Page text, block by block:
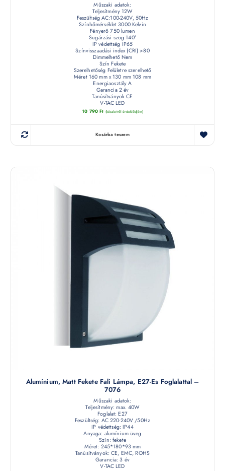
Műszaki adatok:
Teljesítmény 12W
Feszültség AC:100-240V, 50Hz
Színhőmérséklet 3000 Kelvin
Fényerő 750 lumen
Sugárzási szög 140°
IP védettség IP65
Színvisszaadási index (CRI) >80
Dimmelhető Nem
Szín Fekete
Szerelhetőség Felületre szerelhető
Méret 160 mm x 130 mm 108 mm
Energiaosztály A
Garancia 2 év
Tanúsítványok CE
V-TAC LED
10 790Ft (készletről érdeklődjön)
Kosárba teszem
Alumínium, Matt Fekete Fali Lámpa, E27-Es Foglalattal –
7076
Műszaki adatok:
Teljesítmény: max. 40W
Foglalat: E27
Feszültség: AC 220-240V /50Hz
IP védettség: IP44
Anyaga: alumínium üveg
Szín: fekete
Méret: 245*180*93 mm
Tanúsítványok: CE, EMC, ROHS
Garancia: 3 év
V-TAC LED